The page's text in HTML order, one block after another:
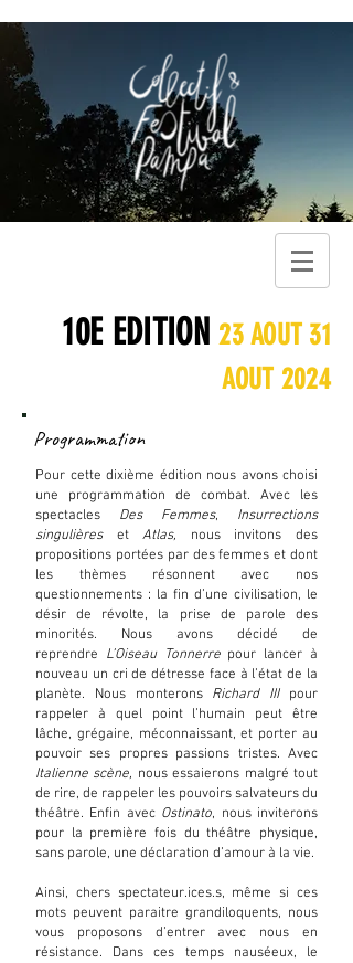
10E EDITION23 AOUT 31
AOUT 2024
Programmation
Pour cette dixième édition nous avons choisi
une programmation de combat. Avec les
spectacles Des Femmes, Insurrections
singulières etAtlas, nous invitons des
propositions portées par des femmes et dont
les thèmes résonnent avec nos
questionnements : la fin d’une civilisation, le
désir de révolte, la prise de parole des
minorités. Nous avons décidé de
reprendre L’Oiseau Tonnerre pour lancer à
nouveau un cri de détresse face à l’état de la
planète. Nous monterons Richard IIIpour
rappeler à quel point l’humain peut être
lâche, grégaire, méconnaissant, et porter au
pouvoir ses propres passions tristes. Avec
Italienne scène, nous essaierons malgré tout
de rire, de rappeler les pouvoirs salvateurs du
théâtre. Enfin avec Ostinato, nous inviterons
pour la première fois du théâtre physique,
sans parole, une déclaration d’amour à la vie.
Ainsi, chers spectateur.ices.s, même si ces
mots peuvent paraitre grandiloquents, nous
vous proposons d’entrer avec nous en
résistance. Dans ces temps nauséeux, le